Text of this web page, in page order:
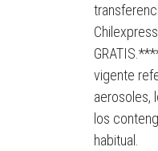
vigente
aerosoles,
los
habitual.